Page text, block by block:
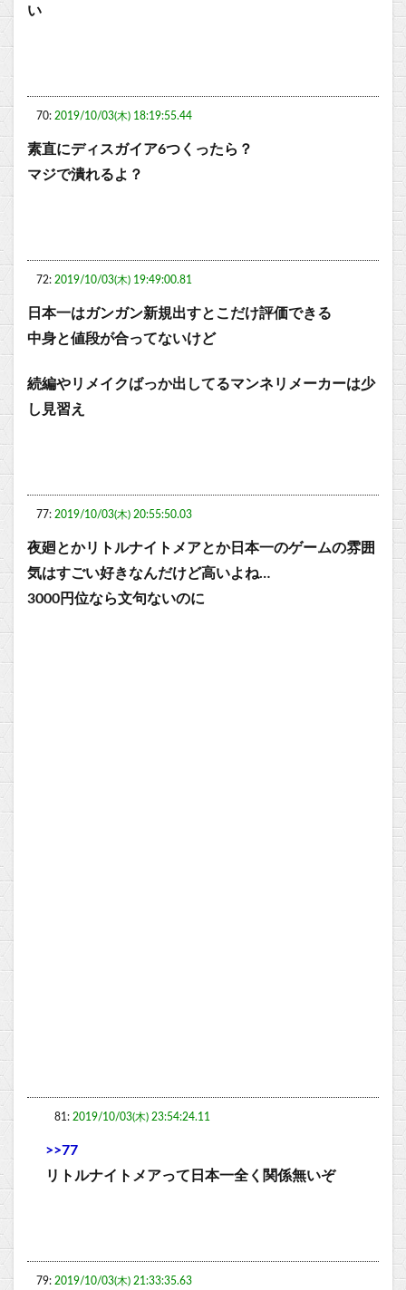
い
70: 2019/10/03(木) 18:19:55.44
素直にディスガイア6つくったら？
マジで潰れるよ？
72: 2019/10/03(木) 19:49:00.81
日本一はガンガン新規出すとこだけ評価できる
中身と値段が合ってないけど
続編やリメイクばっか出してるマンネリメーカーは少
し見習え
77: 2019/10/03(木) 20:55:50.03
夜廻とかリトルナイトメアとか日本一のゲームの雰囲
気はすごい好きなんだけど高いよね…
3000円位なら文句ないのに
81: 2019/10/03(木) 23:54:24.11
>>77
リトルナイトメアって日本一全く関係無いぞ
79: 2019/10/03(木) 21:33:35.63